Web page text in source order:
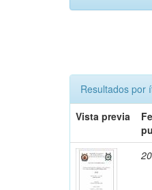
Resultados por
Vista previa